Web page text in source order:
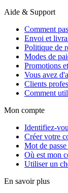
Aide & Support
Comment
Envoi et
Politique de
Modes de
Promotions
Vous avez
Clients
Comment
Mon compte
Identifiez-
Créer votre
Mot de
Où est mon
Utiliser un
En savoir plus